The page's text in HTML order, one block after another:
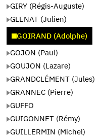
GIRY (Régis-Auguste)
GLENAT (Julien)
GOIRAND (Adolphe)
GOJON (Paul)
GOUJON (Lazare)
GRANDCLÉMENT (Jules)
GRANNEC (Pierre)
GUFFO
GUIGONNET (Rémy)
GUILLERMIN (Michel)